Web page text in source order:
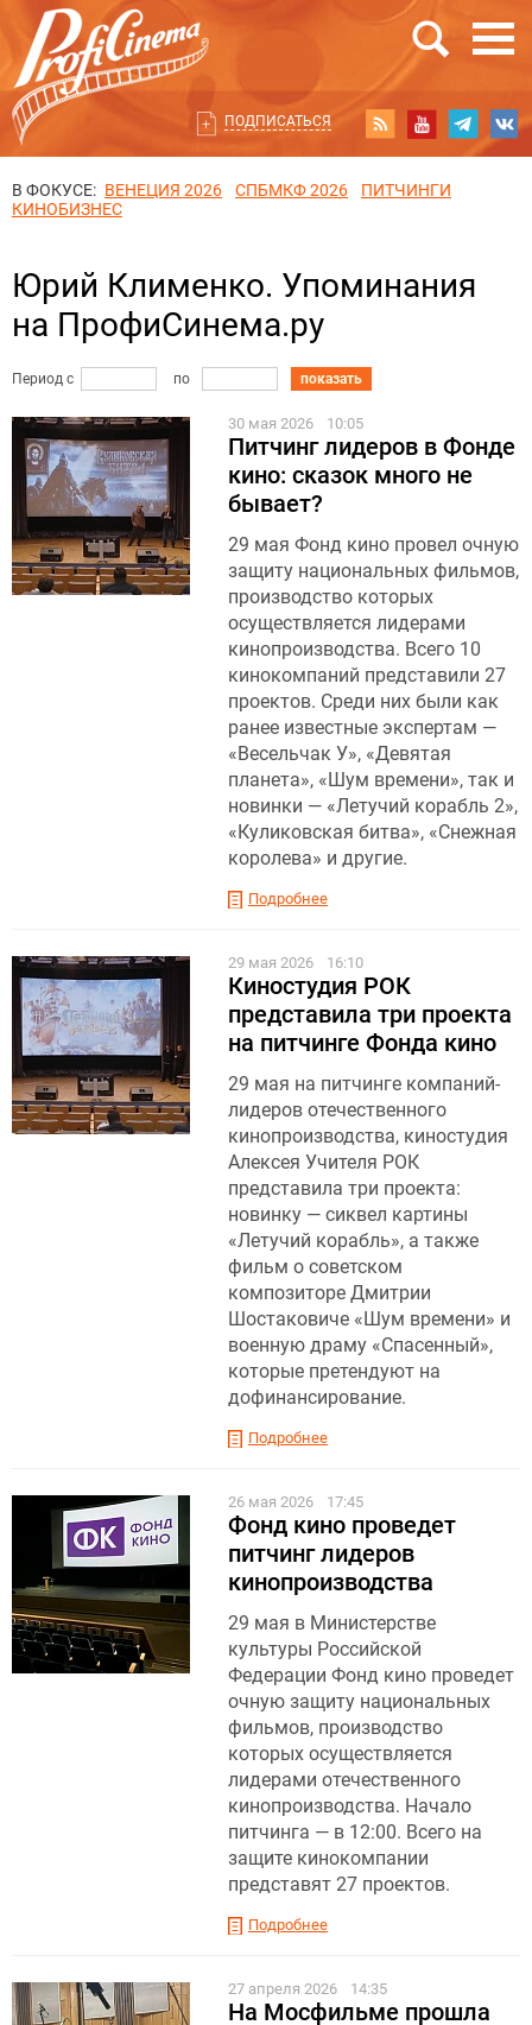
ПОДПИСАТЬСЯ
В ФОКУСЕ: ВЕНЕЦИЯ 2026 СПБМКФ 2026
ПИТЧИНГИ
КИНОБИЗНЕС
Юрий Клименко. Упоминания
на ПрофиСинема.ру
Период с по показать
30 мая 2026 10:05
Питчинг лидеров в Фонде
кино: сказок много не
бывает?
29 мая Фонд кино провел очную
защиту национальных фильмов,
производство которых
осуществляется лидерами
кинопроизводства. Всего 10
кинокомпаний представили 27
проектов. Среди них были как
ранее известные экспертам —
«Весельчак У», «Девятая
планета», «Шум времени», так и
новинки — «Летучий корабль 2»,
«Куликовская битва», «Снежная
королева» и другие.
Подробнее
29 мая 2026 16:10
Киностудия РОК
представила три проекта
на питчинге Фонда кино
29 мая на питчинге компаний-
лидеров отечественного
кинопроизводства, киностудия
Алексея Учителя РОК
представила три проекта:
новинку — сиквел картины
«Летучий корабль», а также
фильм о советском
композиторе Дмитрии
Шостаковиче «Шум времени» и
военную драму «Спасенный»,
которые претендуют на
дофинансирование.
Подробнее
26 мая 2026 17:45
Фонд кино проведет
питчинг лидеров
кинопроизводства
29 мая в Министерстве
культуры Российской
Федерации Фонд кино проведет
очную защиту национальных
фильмов, производство
которых осуществляется
лидерами отечественного
кинопроизводства. Начало
питчинга — в 12:00. Всего на
защите кинокомпании
представят 27 проектов.
Подробнее
27 апреля 2026 14:35
На Мосфильме прошла